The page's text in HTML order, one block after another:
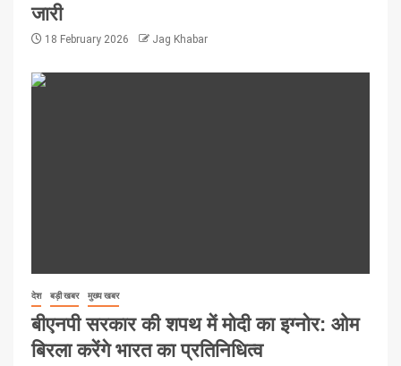
जारी
18 February 2026 Jag Khabar
देश बड़ी खबर मुख्य खबर
बीएनपी सरकार की शपथ में मोदी का इग्नोर: ओम
बिरला करेंगे भारत का प्रतिनिधित्व